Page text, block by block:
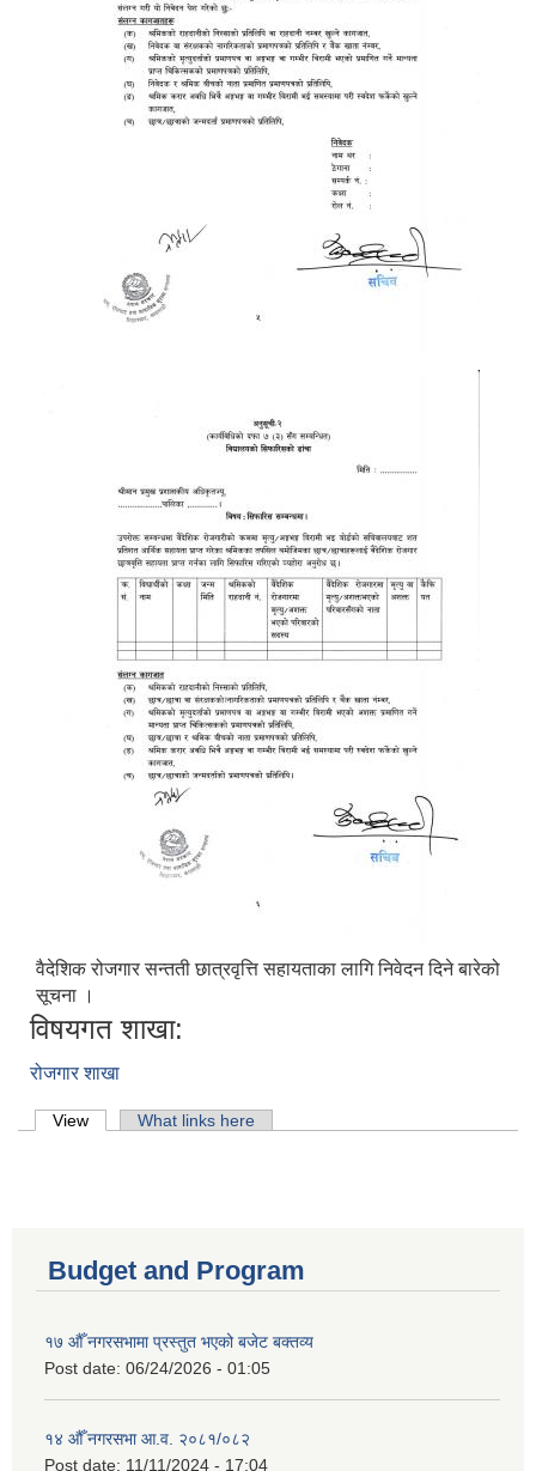
वैदेशिक रोजगार सन्तती छात्रवृत्ति सहायताका लागि निवेदन दिने बारेको
सूचना ।
विषयगत शाखा:
रोजगार शाखा
Primary tabs
View (active tab)What links here
Budget and Program
१७ औँ नगरसभामा प्रस्तुत भएको बजेट बक्तव्य
Post date: 06/24/2026 - 01:05
१४ औँ नगरसभा आ.व. २०८१/०८२
Post date: 11/11/2024 - 17:04